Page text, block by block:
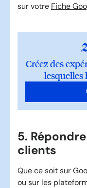
sur votre Fiche
Créez des
lesquelles
5.
clients
Que ce soit sur
ou sur les